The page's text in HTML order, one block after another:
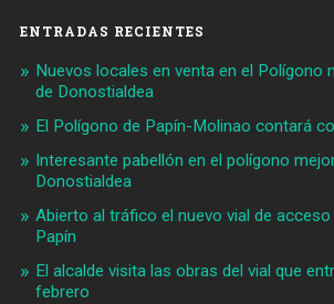
ENTRADAS RECIENTES
Nuevos locales en venta en el Polígono
de Donostialdea
El Polígono de Papín-Molinao contará
Interesante pabellón en el polígono
Donostialdea
Abierto al tráfico el nuevo vial de
Papín
El alcalde visita las obras del vial que
febrero